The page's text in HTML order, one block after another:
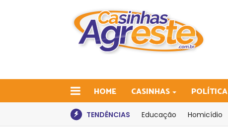
HOME CASINHAS POLÍTICA
TENDÊNCIAS Educação Homicídio